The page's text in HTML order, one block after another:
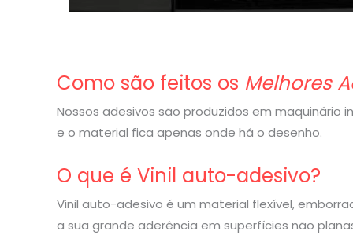
Como são feitos os Melhores
Nossos adesivos são produzidos em maquinário
e o material fica apenas onde há o desenho.
O que é Vinil auto-adesivo?
Vinil auto-adesivo é um material flexível,
a sua grande aderência em superfícies não